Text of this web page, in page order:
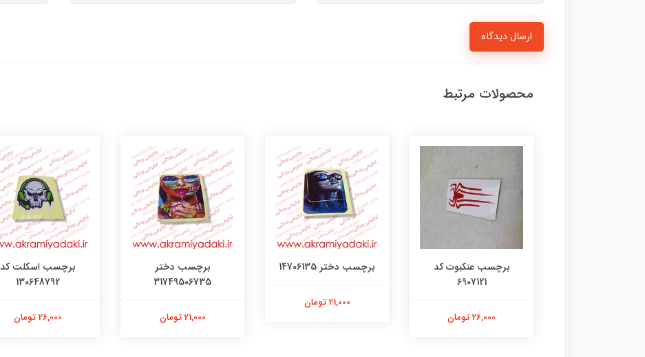
ارسال دیدگاه
محصولات مرتبط
برچسب عنکبوت کد
6907121
26,000 تومان
برچسب دختر 14706135
21,000 تومان
برچسب دختر
31749506735
21,000 تومان
برچسب اسکلت کد
130648792
26,000 تومان